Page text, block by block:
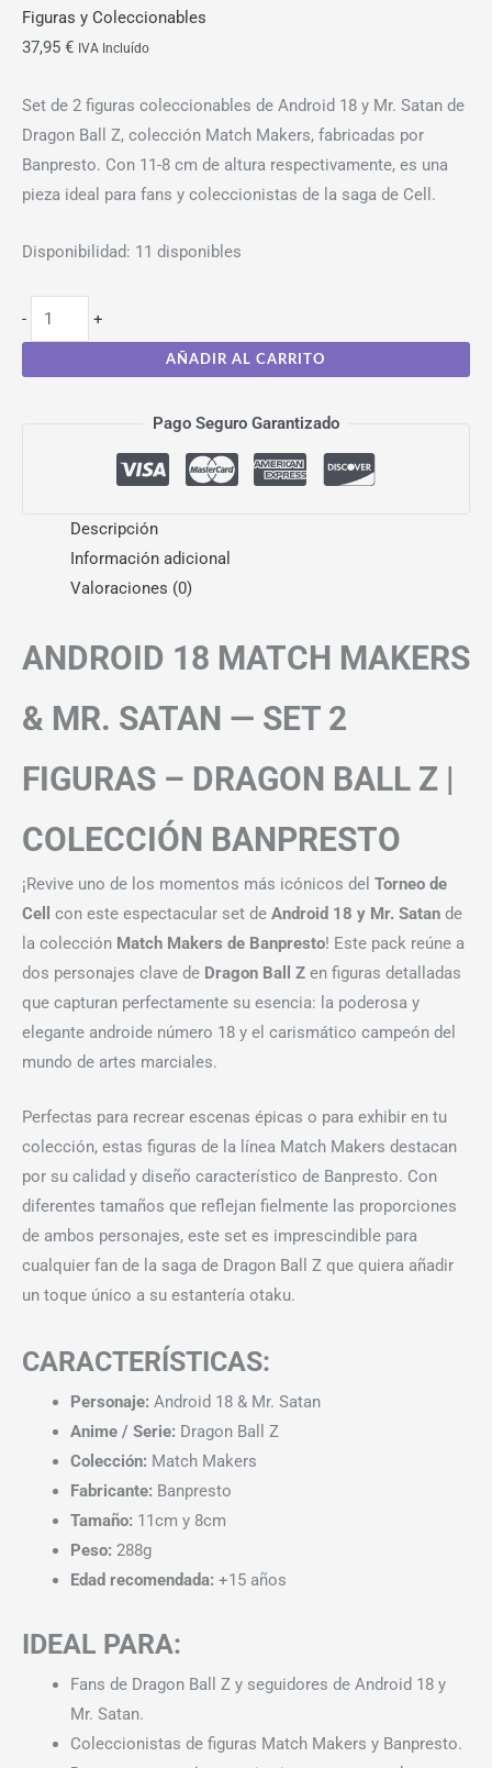
Figuras y Coleccionables
37,95 € IVA Incluído
Set de 2 figuras coleccionables de Android 18 y Mr. Satan de
Dragon Ball Z, colección Match Makers, fabricadas por
Banpresto. Con 11-8 cm de altura respectivamente, es una
pieza ideal para fans y coleccionistas de la saga de Cell.
Disponibilidad: 11 disponibles
- +
AÑADIR AL CARRITO
Pago Seguro Garantizado
Descripción
Información adicional
Valoraciones (0)
ANDROID 18 MATCH MAKERS
& MR. SATAN — SET 2
FIGURAS – DRAGON BALL Z |
COLECCIÓN BANPRESTO
¡Revive uno de los momentos más icónicos del Torneo de
Cell
con este espectacular set de Android 18 y Mr. Satan de
la colección Match Makers de Banpresto! Este pack reúne a
dos personajes clave de Dragon Ball Z en figuras detalladas
que capturan perfectamente su esencia: la poderosa y
elegante androide número 18 y el carismático campeón del
mundo de artes marciales.
Perfectas para recrear escenas épicas o para exhibir en tu
colección, estas figuras de la línea Match Makers destacan
por su calidad y diseño característico de Banpresto. Con
diferentes tamaños que reflejan fielmente las proporciones
de ambos personajes, este set es imprescindible para
cualquier fan de la saga de Dragon Ball Z que quiera añadir
un toque único a su estantería otaku.
CARACTERÍSTICAS:
Personaje: Android 18 & Mr. Satan
Anime / Serie: Dragon Ball Z
Colección: Match Makers
Fabricante: Banpresto
Tamaño: 11cm y 8cm
Peso: 288g
Edad recomendada: +15 años
IDEAL PARA:
Fans de Dragon Ball Z y seguidores de Android 18 y
Mr. Satan.
Coleccionistas de figuras Match Makers y Banpresto.